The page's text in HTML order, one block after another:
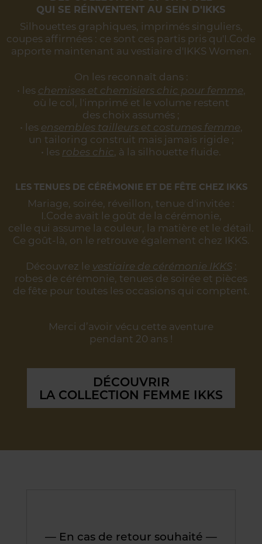
QUI SE RÉINVENTENT AU SEIN D'IKKS
Silhouettes graphiques, imprimés singuliers,
coupes affirmées : ce sont ces partis pris qu'I.Code
apporte maintenant au vestiaire d'IKKS Women.
On les reconnaît dans :
• les chemises et chemisiers chic pour femme,
où le col, l'imprimé et le volume restent
des choix assumés ;
• les ensembles tailleurs et costumes femme,
un tailoring construit mais jamais rigide ;
• les robes chic, à la silhouette fluide.
LES TENUES DE CÉRÉMONIE ET DE FÊTE CHEZ IKKS
Mariage, soirée, réveillon, tenue d'invitée :
I.Code avait le goût de la cérémonie,
celle qui assume la couleur, la matière et le détail.
Ce goût-là, on le retrouve également chez IKKS.
Découvrez le vestiaire de cérémonie IKKS:
robes de cérémonie, tenues de soirée et pièces
de fête pour toutes les occasions qui comptent.
Merci d’avoir vécu cette aventure
pendant 20 ans !
DÉCOUVRIR
LA COLLECTION FEMME IKKS
— En cas de retour souhaité —